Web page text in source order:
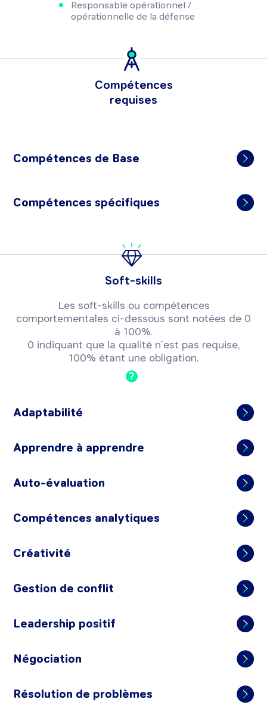
Responsable opérationnel /
opérationnelle de la défense
Compétences
requises
Compétences de Base
Compétences spécifiques
Soft-skills
Les soft-skills ou compétences
comportementales ci-dessous sont notées de 0
à 100%.
0 indiquant que la qualité n’est pas requise,
100% étant une obligation.
?
Adaptabilité
Apprendre à apprendre
Auto-évaluation
Compétences analytiques
Créativité
Gestion de conflit
Leadership positif
Négociation
Résolution de problèmes